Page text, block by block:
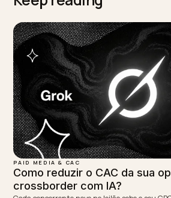
WRITTEN BY
Lawrence Dauchy
Lawrence Dauchy is a certified SEO
partner at Nivk.com. He specializes
stores cited in the new AI search
Gemini, and Perplexity.
LinkedInSite